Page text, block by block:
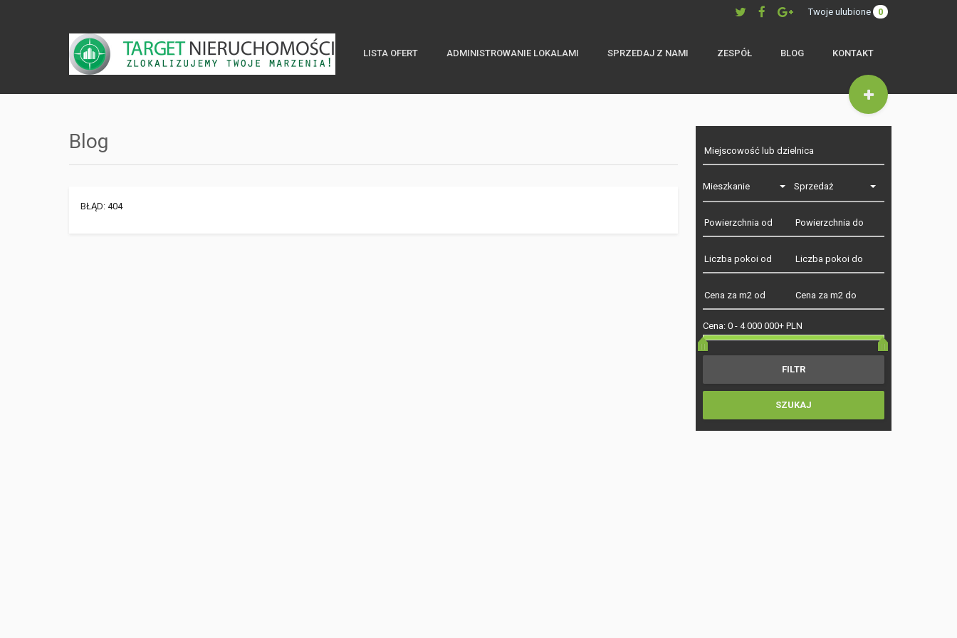
Twoje ulubione 0
LISTA OFERT ADMINISTROWANIE LOKALAMI SPRZEDAJ Z NAMI ZESPÓŁ BLOG KONTAKT
Blog
BŁĄD: 404
Mieszkanie Sprzedaż
Cena: 0 - 4 000 000+ PLN